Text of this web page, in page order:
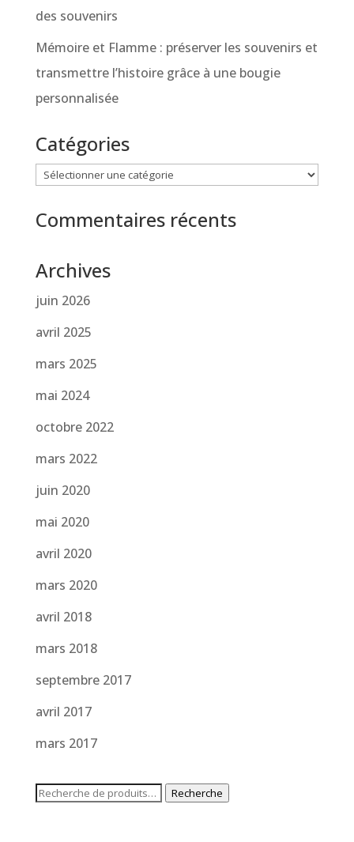
des souvenirs
Mémoire et Flamme : préserver les souvenirs et
transmettre l’histoire grâce à une bougie
personnalisée
Catégories
Catégories
Commentaires récents
Archives
juin 2026
avril 2025
mars 2025
mai 2024
octobre 2022
mars 2022
juin 2020
mai 2020
avril 2020
mars 2020
avril 2018
mars 2018
septembre 2017
avril 2017
mars 2017
Recherche
Recherche